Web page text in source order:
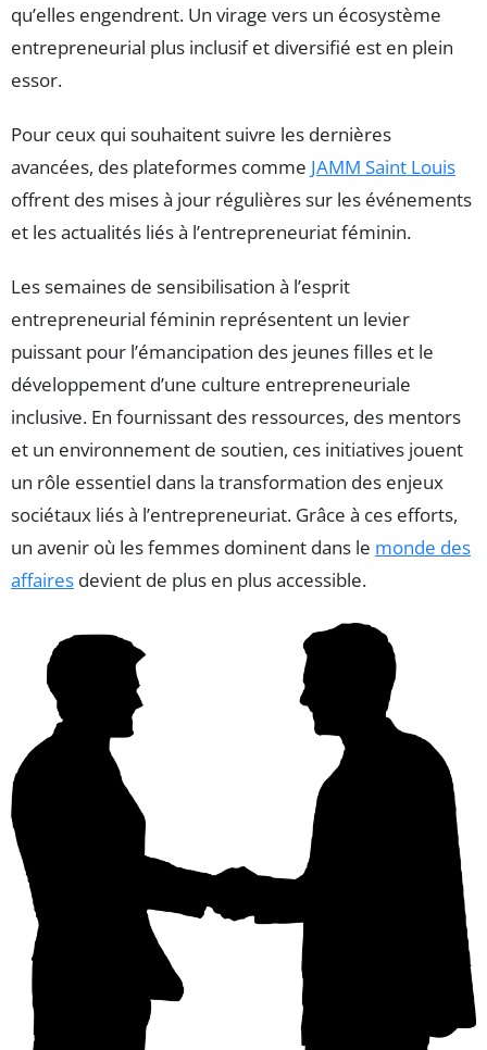
qu’elles engendrent. Un virage vers un écosystème
entrepreneurial plus inclusif et diversifié est en plein
essor.
Pour ceux qui souhaitent suivre les dernières
avancées, des plateformes comme JAMM Saint Louis
offrent des mises à jour régulières sur les événements
et les actualités liés à l’entrepreneuriat féminin.
Les semaines de sensibilisation à l’esprit
entrepreneurial féminin représentent un levier
puissant pour l’émancipation des jeunes filles et le
développement d’une culture entrepreneuriale
inclusive. En fournissant des ressources, des mentors
et un environnement de soutien, ces initiatives jouent
un rôle essentiel dans la transformation des enjeux
sociétaux liés à l’entrepreneuriat. Grâce à ces efforts,
un avenir où les femmes dominent dans le monde des
affaires devient de plus en plus accessible.